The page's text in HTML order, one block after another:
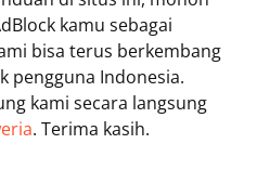
kamu sebagai
bisa terus berkembang
pengguna Indonesia.
kami secara langsung
. Terima kasih.